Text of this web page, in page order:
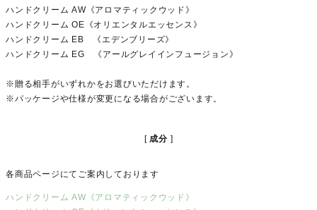
ハンドクリーム AW《アロマティックウッド》
ハンドクリーム OE《オリエンタルエッセンス》
ハンドクリーム EB 《エデンブリーズ》
ハンドクリーム EG 《アールグレイインフュージョン》
※贈る相手がいずれかをお選びいただけます。
※パッケージや仕様が変更になる場合がございます。
成分
各商品ページにてご案内しております
ハンドクリーム AW《アロマティックウッド》